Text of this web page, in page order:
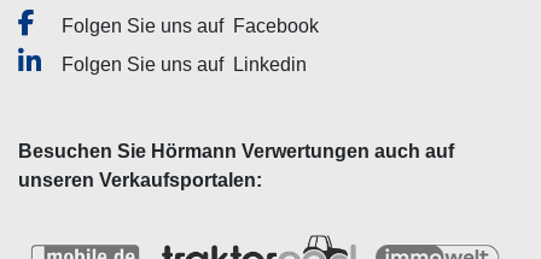
Folgen Sie uns auf Facebook
Folgen Sie uns auf
Linkedin
Besuchen Sie Hörmann Verwertungen auch auf
unseren Verkaufsportalen: